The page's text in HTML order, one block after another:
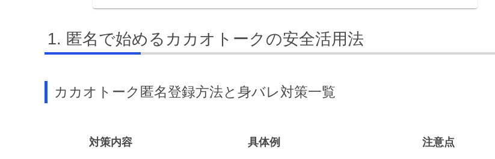
匿名で始めるカカオトークの安全活用法
カカオトーク匿名登録方法と身バレ対策一覧
対策内容 具体例 注意点